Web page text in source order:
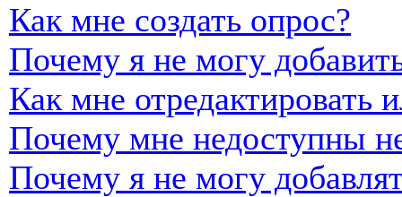
Как мне создать опрос?
Почему я не могу
Как мне отредактировать
Почему мне недоступны
Почему я не могу